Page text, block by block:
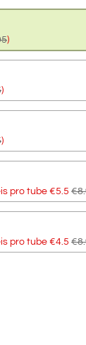
)
)
)
pro tube €5.5
pro tube €4.5